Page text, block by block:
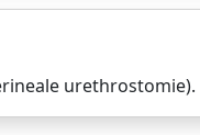
urethrostomie).